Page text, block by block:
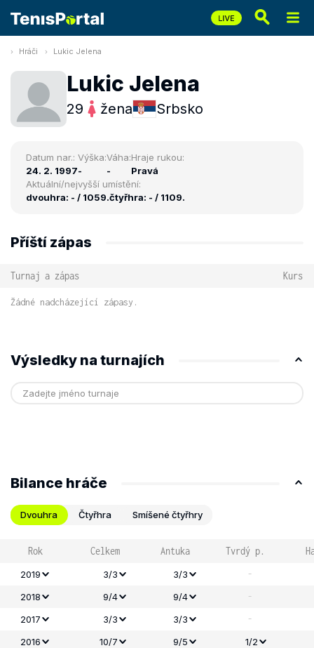
Hráči Lukic Jelena
Lukic Jelena
29 žena Srbsko
Datum nar.:
24. 2. 1997
Výška:
-
Váha:
-
Hraje rukou:
Pravá
Aktuální/nejvyšší umístění:
dvouhra: - / 1059.čtyřhra: - / 1109.
Příští zápas
Turnaj a zápas Kurs
Žádné nadcházející zápasy.
Výsledky na turnajích
Bilance hráče
Dvouhra Čtyřhra Smíšené čtyřhry
Rok Celkem Antuka Tvrdý p.
2019 3/3 3/3 -
2018 9/4 9/4 -
2017 3/3 3/3 -
2016 10/7 9/5
1/2